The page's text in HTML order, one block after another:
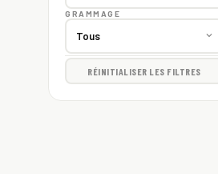
GRAMMAGE
RÉINITIALISER LES FILTRES